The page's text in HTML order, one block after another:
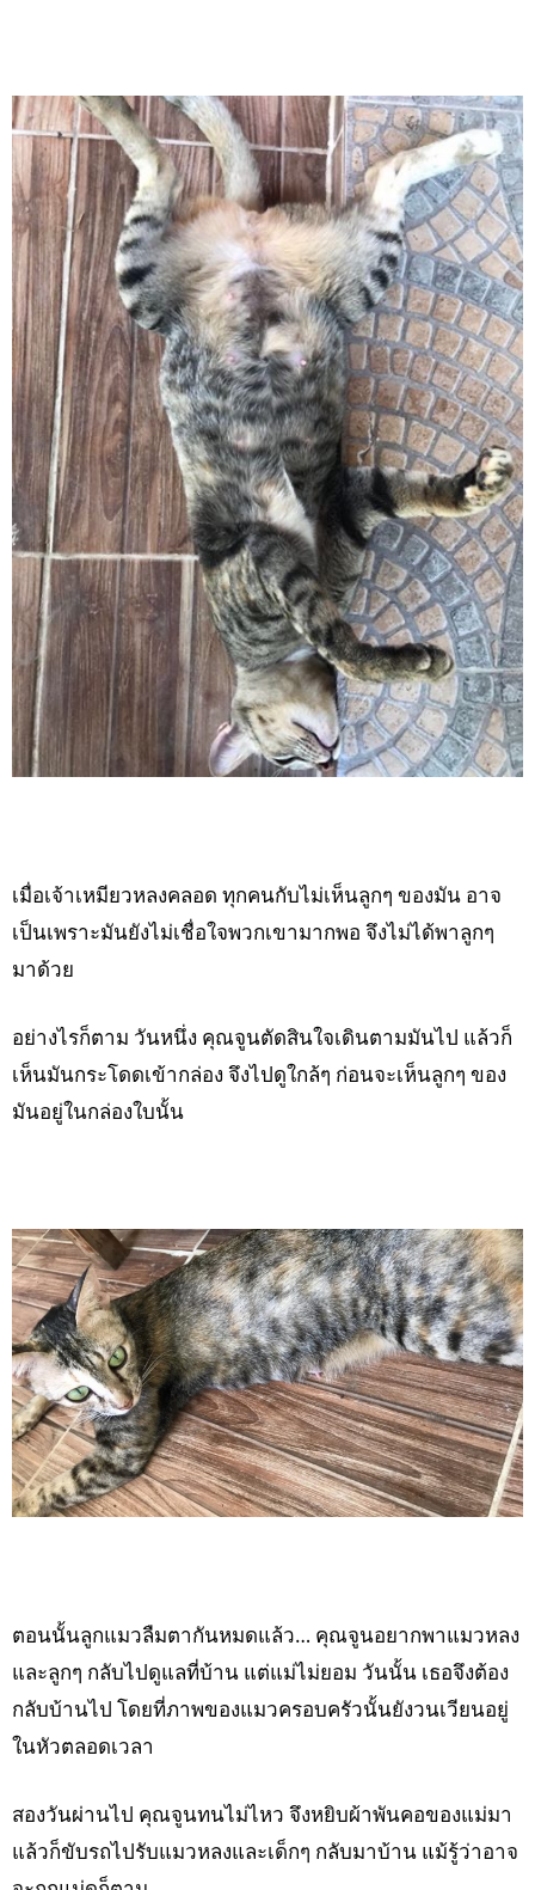
เมื่อเจ้าเหมียวหลงคลอด ทุกคนกับไม่เห็นลูกๆ ของมัน อาจ
เป็นเพราะมันยังไม่เชื่อใจพวกเขามากพอ จึงไม่ได้พาลูกๆ
มาด้วย
อย่างไรก็ตาม วันหนึ่ง คุณจูนตัดสินใจเดินตามมันไป แล้วก็
เห็นมันกระโดดเข้ากล่อง จึงไปดูใกล้ๆ ก่อนจะเห็นลูกๆ ของ
มันอยู่ในกล่องใบนั้น
ตอนนั้นลูกแมวลืมตากันหมดแล้ว… คุณจูนอยากพาแมวหลง
และลูกๆ กลับไปดูแลที่บ้าน แต่แม่ไม่ยอม วันนั้น เธอจึงต้อง
กลับบ้านไป โดยที่ภาพของแมวครอบครัวนั้นยังวนเวียนอยู่
ในหัวตลอดเวลา
สองวันผ่านไป คุณจูนทนไม่ไหว จึงหยิบผ้าพันคอของแม่มา
แล้วก็ขับรถไปรับแมวหลงและเด็กๆ กลับมาบ้าน แม้รู้ว่าอาจ